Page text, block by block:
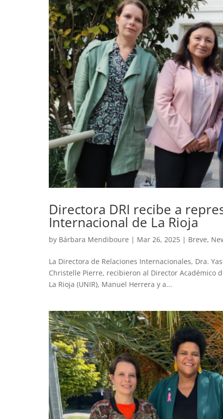
Directora DRI recibe a
Internacional de La Rioja
by Bárbara Mendiboure | Mar 26, 2025 | Breve,
La Directora de Relaciones Internacionales, Dra.
Christelle Pierre, recibieron al Director Académico
La Rioja (UNIR), Manuel Herrera y a...